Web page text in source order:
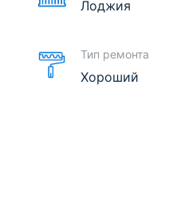
Лоджия
Тип ремонта
Хороший